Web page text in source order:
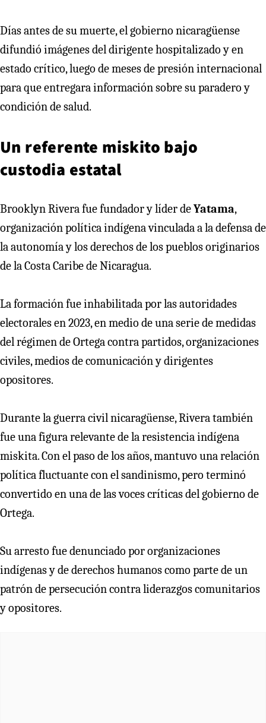
Días antes de su muerte, el gobierno nicaragüense
difundió imágenes del dirigente hospitalizado y en
estado crítico, luego de meses de presión internacional
para que entregara información sobre su paradero y
condición de salud.
Un referente miskito bajo
custodia estatal
Brooklyn Rivera fue fundador y líder deYatama,
organización política indígena vinculada a la defensa de
la autonomía y los derechos de los pueblos originarios
de la Costa Caribe de Nicaragua.
La formación fue inhabilitada por las autoridades
electorales en 2023, en medio de una serie de medidas
del régimen de Ortega contra partidos, organizaciones
civiles, medios de comunicación y dirigentes
opositores.
Durante la guerra civil nicaragüense, Rivera también
fue una figura relevante de la resistencia indígena
miskita. Con el paso de los años, mantuvo una relación
política fluctuante con el sandinismo, pero terminó
convertido en una de las voces críticas del gobierno de
Ortega.
Su arresto fue denunciado por organizaciones
indígenas y de derechos humanos como parte de un
patrón de persecución contra liderazgos comunitarios
y opositores.